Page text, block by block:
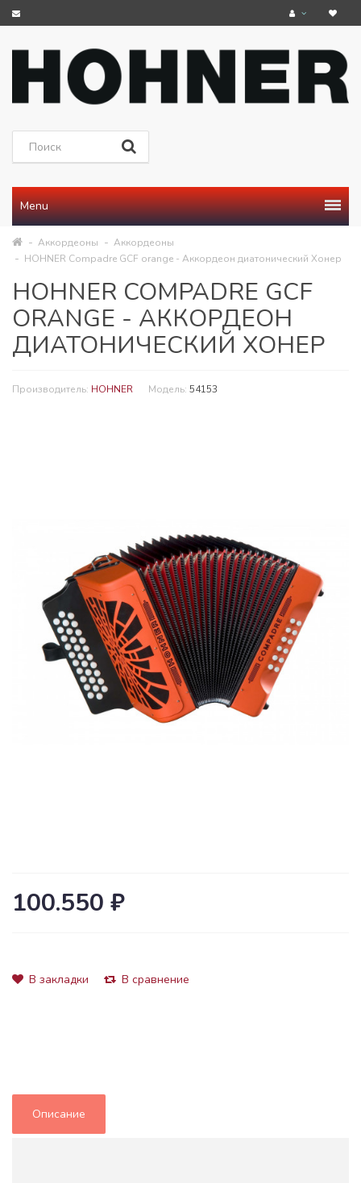
Menu
Аккордеоны
Аккордеоны
HOHNER Compadre GCF orange - Аккордеон диатонический Хонер
HOHNER COMPADRE GCF
ORANGE - АККОРДЕОН
ДИАТОНИЧЕСКИЙ ХОНЕР
Производитель: HOHNER Модель: 54153
100.550 ₽
В закладки В сравнение
Описание